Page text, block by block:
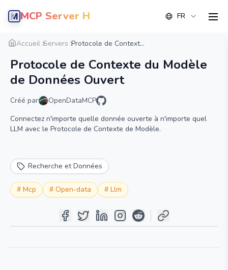
MCP Server Hub FR
Accueil Servers Protocole de Context...
Protocole de Contexte du Modèle
de Données Ouvert
Créé par
OpenDataMCP
Connectez n'importe quelle donnée ouverte à n'importe quel
LLM avec le Protocole de Contexte de Modèle.
Recherche et Données
# Mcp # Open-data # Llm
Aperçu Détail Alternative